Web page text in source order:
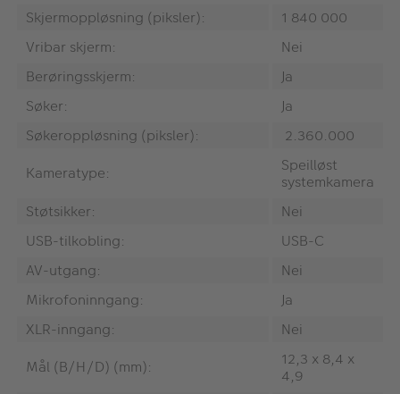
Skjermoppløsning (piksler):
1 840 000
Vribar skjerm:
Nei
Berøringsskjerm:
Ja
Søker:
Ja
Søkeroppløsning (piksler):
2.360.000
Kameratype:
Speilløst
systemkamera
Støtsikker:
Nei
USB-tilkobling:
USB-C
AV-utgang:
Nei
Mikrofoninngang:
Ja
XLR-inngang:
Nei
Mål (B/H/D) (mm):
12,3 x 8,4 x
4,9